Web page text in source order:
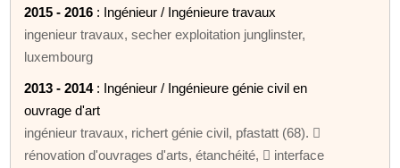
2015 - 2016 : Ingénieur / Ingénieure travaux
ingenieur travaux, secher exploitation junglinster,
luxembourg
2013 - 2014: Ingénieur / Ingénieure génie civil en
ouvrage d'art
ingénieur travaux, richert génie civil, pfastatt (68). 
rénovation d'ouvrages d'arts, étanchéité,  interface